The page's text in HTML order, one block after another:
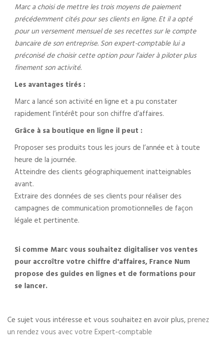
Marc a choisi de mettre les trois moyens de paiement
précédemment cités pour ses clients en ligne. Et il a opté
pour un versement mensuel de ses recettes sur le compte
bancaire de son entreprise. Son expert-comptable lui a
préconisé de choisir cette option pour l’aider à piloter plus
finement son activité.
Les avantages tirés :
Marc a lancé son activité en ligne et a pu constater
rapidement l’intérêt pour son chiffre d’affaires.
Grâce à sa boutique en ligne il peut :
Proposer ses produits tous les jours de l’année et à toute
heure de la journée.
Atteindre des clients géographiquement inatteignables
avant.
Extraire des données de ses clients pour réaliser des
campagnes de communication promotionnelles de façon
légale et pertinente.
Si comme Marc vous souhaitez digitaliser vos ventes
pour accroître votre chiffre d'affaires, France Num
propose des guides en lignes et de formations pour
se lancer.
Ce sujet vous intéresse et vous souhaitez en avoir plus,prenez
un rendez vous avec votre Expert-comptable